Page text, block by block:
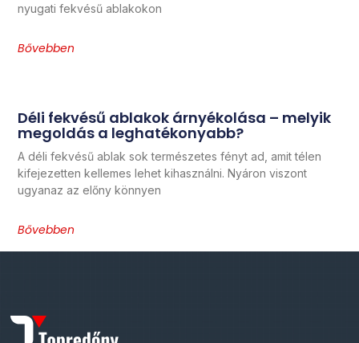
nyugati fekvésű ablakokon
Bővebben
Déli fekvésű ablakok árnyékolása – melyik
megoldás a leghatékonyabb?
A déli fekvésű ablak sok természetes fényt ad, amit télen
kifejezetten kellemes lehet kihasználni. Nyáron viszont
ugyanaz az előny könnyen
Bővebben